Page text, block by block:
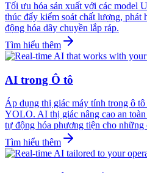
Tối ưu hóa sản xuất với các model
thúc đẩy kiểm soát chất lượng, phát
động hóa dây chuyền lắp ráp.
Tìm hiểu thêm
AI trong Ô tô
Áp dụng thị giác máy tính trong ô
YOLO. AI thị giác nâng cao an
tự động hóa phương tiện cho
Tìm hiểu thêm